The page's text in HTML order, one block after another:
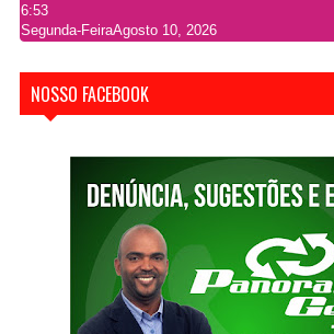
6:53
Segunda-FeiraAgosto 10, 2026
NOSSO FACEBOOK